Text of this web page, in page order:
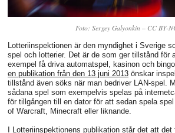
Foto: Sergey Galyonkin – CC BY-
Lotteriinspektionen är den myndighet i Sverige
spel och lotterier. Det är de som ger tillstånd för
exempel få driva automatspel, kasinon och
en publikation från den 13 juni 2013 önskar
tillstånd även söks när man bedriver LAN-spel.
sådana spel som exempelvis spelas på
för tillgången till en dator för att sedan spela
of Warcraft, Minecraft eller liknande.
I Lotteriinspektionens publikation står det att det